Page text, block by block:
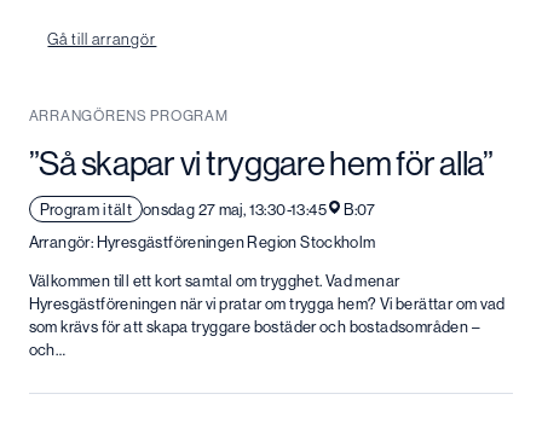
Gå till arrangör
ARRANGÖRENS PROGRAM
”Så skapar vi tryggare hem för alla”
Program i tält onsdag 27 maj, 13:30-13:45
B:07
Arrangör: Hyresgästföreningen Region Stockholm
Välkommen till ett kort samtal om trygghet. Vad menar
Hyresgästföreningen när vi pratar om trygga hem? Vi berättar om vad
som krävs för att skapa tryggare bostäder och bostadsområden –
och…